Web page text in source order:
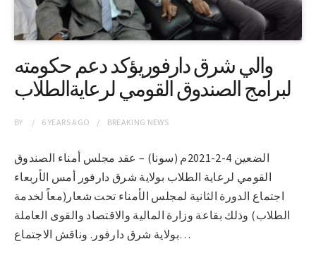
والي شرق دارفوريؤكد دعم حكومته
لبرامج الصندوق القومي لرعايةالطلاب
BY 6 YEARSAGO BREAKING NEWS
الضعين 4-2-2021م (سونا) – عقد مجلس أمناء الصندوق
القومي لرعاية الطلاب بولاية شرق دارفور أمس الأربعاء
اجتماع الدورة الثانية لمجلس الأمناء تحت شعار(معاً لخدمة
الطلاب) وذلك بقاعة وزارة المالية والاقتصاد والقوى العاملة
بولاية شرق دارفور. وناقش الاجتماع…